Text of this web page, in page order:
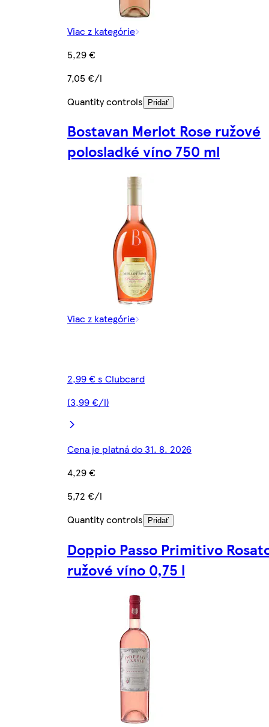
Viac z kategórie
5,29 €
7,05 €/l
Quantity controls
Pridať
Bostavan Merlot Rose ružové
polosladké víno 750 ml
Viac z kategórie
2,99 € s Clubcard
(3,99 €/l)
Cena je platná do 31. 8. 2026
4,29 €
5,72 €/l
Quantity controls
Pridať
Doppio Passo Primitivo
ružové víno 0,75 l